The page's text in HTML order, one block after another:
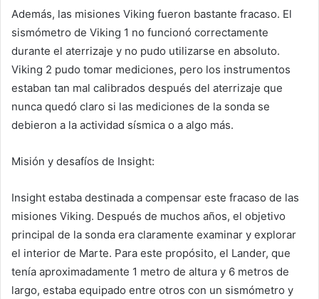
Además, las misiones Viking fueron bastante fracaso. El
sismómetro de Viking 1 no funcionó correctamente
durante el aterrizaje y no pudo utilizarse en absoluto.
Viking 2 pudo tomar mediciones, pero los instrumentos
estaban tan mal calibrados después del aterrizaje que
nunca quedó claro si las mediciones de la sonda se
debieron a la actividad sísmica o a algo más.
Misión y desafíos de Insight:
Insight estaba destinada a compensar este fracaso de las
misiones Viking. Después de muchos años, el objetivo
principal de la sonda era claramente examinar y explorar
el interior de Marte. Para este propósito, el Lander, que
tenía aproximadamente 1 metro de altura y 6 metros de
largo, estaba equipado entre otros con un sismómetro y